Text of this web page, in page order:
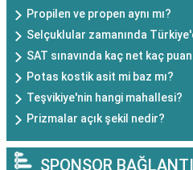
Propilen ve propen aynı mı?
Selçuklular zamanında
SAT sınavında kaç net kaç
Potas kostik asit mi baz mı?
Teşvikiye'nin hangi mahallesi?
Prizmalar açık şekil nedir?
SPONSOR